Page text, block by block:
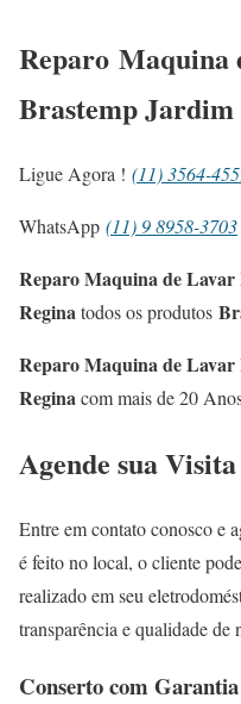
Reparo Maquina
Brastemp Jardim
Ligue Agora ! (11) 3564-
WhatsApp (11) 9 8958-3703
Reparo Maquina de
Reginatodos os produtos
Reparo Maquina de
Reginacom mais de 20
Agende sua Visita
Entre em contato conosco e
é feito no local, o cliente
realizado em seu
transparência e qualidade de
Conserto com Garantia